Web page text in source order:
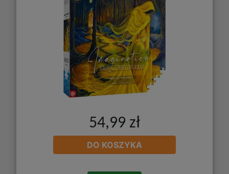
54,99 zł
DO KOSZYKA